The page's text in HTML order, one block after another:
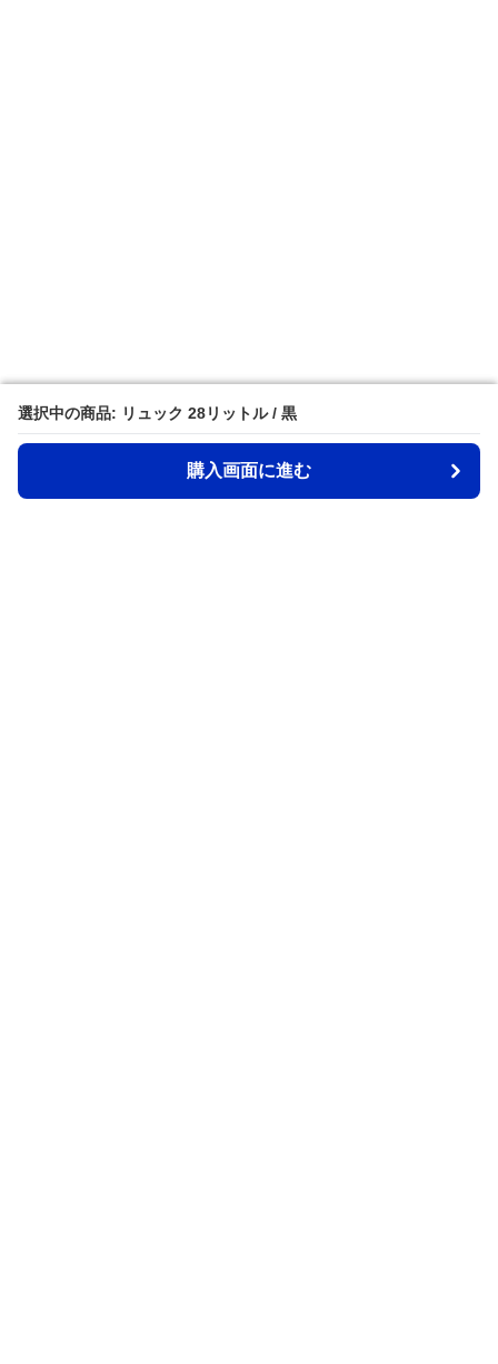
選択中の商品: リュック 28リットル / 黒
購入画面に進む
選択中の商品: リュック 28リットル / 黒
購入画面に進む